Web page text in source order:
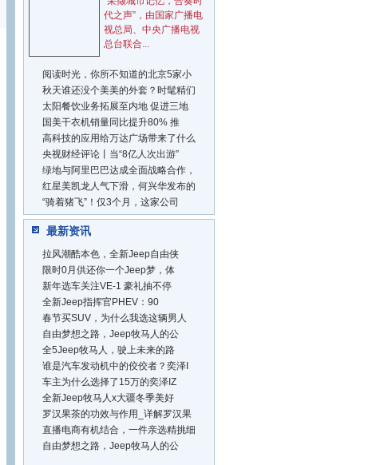
代之声”，由国家广播电
视总局、中央广播电视
总台联合...
阅读时光，你所不知道的北京5家小
秋天谁还没个美美的外套？时髦精们
太阳餐饮业务拓展至内地 促进三地
国美干衣机销量同比提升80% 推
高科技的应用给万达广场带来了什么
央视财经评论丨当“8亿人次出游”
绿地与阿里巴巴达成全面战略合作，
红星美凯龙人气下滑，何兴华发布的
“骑着猪飞”！仅3个月，这家公司
最新资讯
拉风潮酷本色，全新Jeep自由侠
限时0月供还你一个Jeep梦，体
新年选车关注VE-1 豪礼抽不停
全新Jeep指挥官PHEV：90
春节买SUV，为什么我选这辆男人
自由梦想之路，Jeep牧马人的公
全5Jeep牧马人，驶上未来的路
谁是汽车发动机中的佼佼者？奕泽I
车主为什么选择了15万的奕泽IZ
全新Jeep牧马人x大疆冬季美好
罗汉果茶的功效与作用_详解罗汉果
直播电商有机结合，一件亲选精挑细
自由梦想之路，Jeep牧马人的公